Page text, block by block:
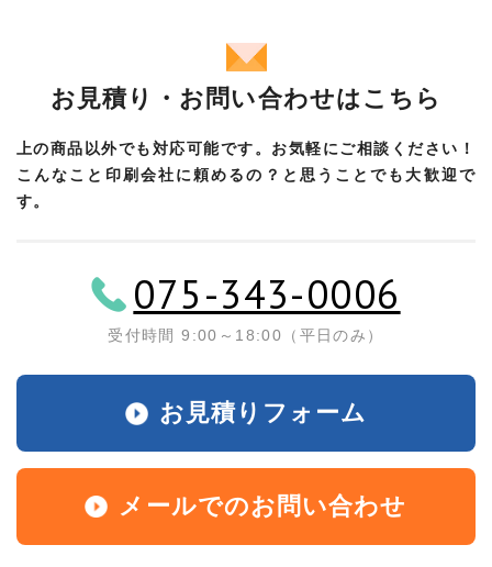
お見積り・お問い合わせはこちら
上の商品以外でも対応可能です。お気軽にご相談ください！
こんなこと印刷会社に頼めるの？と思うことでも大歓迎で
す。
075-343-0006
受付時間 9:00～18:00（平日のみ）
お見積りフォーム
メールでのお問い合わせ